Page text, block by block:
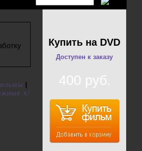
х/
Купить на DVD
Доступен к заказу
400 руб.